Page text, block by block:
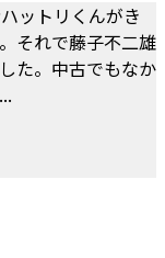
ットリくんがき
それで藤子不二雄
た。中古でもなか